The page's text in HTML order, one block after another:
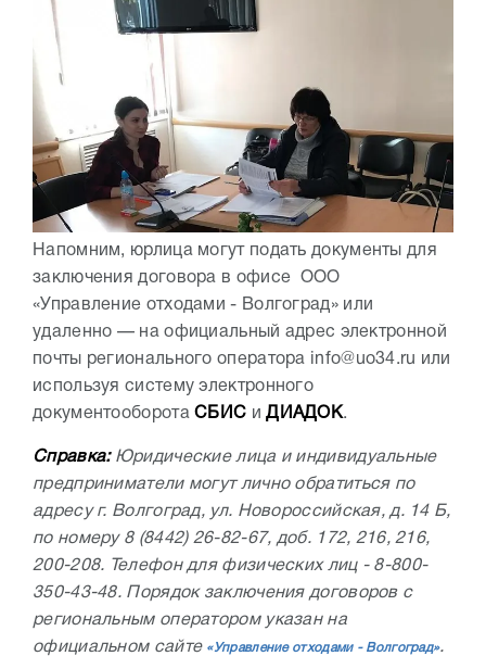
Напомним, юрлица могут подать документы для
заключения договора в офисе ООО
«Управление отходами - Волгоград» или
удаленно — на официальный адрес электронной
почты регионального оператора info@uo34.ru или
используя систему электронного
документооборотаСБИС иДИАДОК.
Справка:Юридические лица и индивидуальные
предприниматели могут лично обратиться по
адресу г. Волгоград, ул. Новороссийская, д. 14 Б,
по номеру 8 (8442) 26-82-67, доб. 172, 216, 216,
200-208. Телефон для физических лиц - 8-800-
350-43-48. Порядок заключения договоров с
региональным оператором указан на
официальном сайте «Управление отходами - Волгоград».